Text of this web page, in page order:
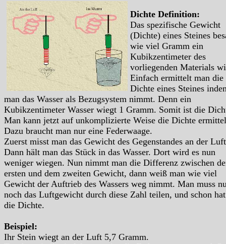
Dichte Definition:
Das spezifische Gewicht
(Dichte) eines Steines
wie viel Gramm ein
Kubikzentimeter des
vorliegenden Materials
Einfach ermittelt man die
Dichte eines Steines
man das Wasser als Bezugsystem nimmt. Denn ein
Kubikzentimeter Wasser wiegt 1 Gramm. Somit ist die
Man kann jetzt auf unkomplizierte Weise die Dichte
Dazu braucht man nur eine Federwaage.
Zuerst misst man das Gewicht des Gegenstandes an der
Dann hält man das Stück in das Wasser. Dort wird es nun
weniger wiegen. Nun nimmt man die Differenz zwischen
ersten und dem zweiten Gewicht, dann weiß man wie viel
Gewicht der Auftrieb des Wassers weg nimmt. Man muss
noch das Luftgewicht durch diese Zahl teilen, und schon
die Dichte.
Beispiel:
Ihr Stein wiegt an der Luft 5,7 Gramm.